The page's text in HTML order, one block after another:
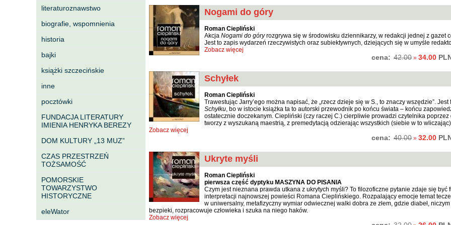
literaturoznawstwo
biografie, wspomnienia
historia
bajki
książki szczecińskie
inne
pocztówki
FUNDACJA LITERATURY
IMIENIA HENRYKA BEREZY
DOM KULTURY „13 MUZ”
CZAS PRZESTRZEŃ
TOŻSAMOŚĆ
POMORSKIE
TOWARZYSTWO
HISTORYCZNE
eleWator
Nogami do góry
Roman Ciepliński
Akcja Nogami do góryrozgrywa się w środowisku dziennikarzy, w redakcji jednej z gazet
Jest to zapis wydarzeń rzeczywistych oraz subiektywnych, dziejących się w umyśle
Zobacz więcej
cena: 42.00 » 34.00
Schyłek
Roman Ciepliński
Trawestując Jarry’ego można napisać, że „rzecz dzieje się w S., to znaczy wszędzie”.
Schyłku, bo w istocie książka ta to autorski przewodnik po końcu świata – końcu
ostatecznie doczekanym. Ciepliński (czy raczej C.) cierpliwie prowadzi czytelnika poprzez
tworzy z wyszukaną maestrią, z premedytacją odzierając wszystkich (siebie w to
Zobacz więcej
cena: 40.00 » 32.00
Ukryte myśli
Roman Ciepliński
pierwsza część dyptyku MASZYNA DO PISANIA
Czym jest nieznana prawda utkana z ukrytych myśli? To filozoficzne pytanie zdaje się być
interpretacji najnowszej powieści Romana Cieplińskiego. Rozpalający emocje temat
w uniwersalny, metafizyczny wymiar odwiecznej walki dobra ze złem, gdzie diabeł,
bezpieki, rozpracowuje człowieka i szuka na niego haków.
Zobacz więcej